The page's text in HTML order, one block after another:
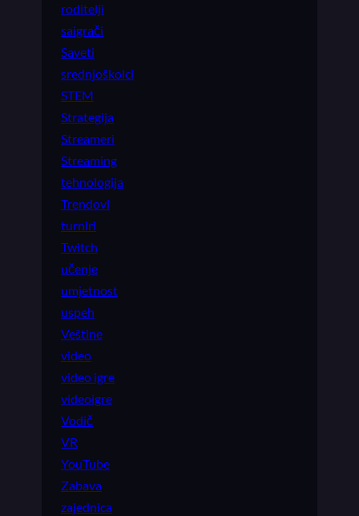
roditelji
saigrači
Saveti
srednjoškolci
STEM
Strategija
Streameri
Streaming
tehnologija
Trendovi
turniri
Twitch
učenje
umjetnost
uspeh
Veštine
video
video igre
videoigre
Vodič
VR
YouTube
Zabava
zajednica